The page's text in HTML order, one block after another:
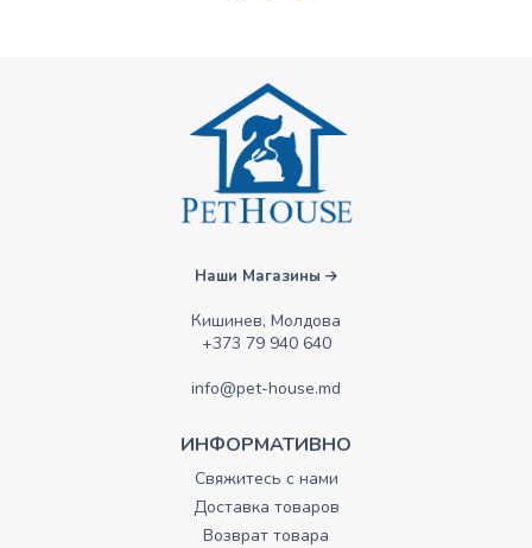
Наши Магазины
Кишинев, Молдова
+373 79 940 640
info@pet-house.md
ИНФОРМАТИВНО
Свяжитесь с нами
Доставка товаров
Возврат товара